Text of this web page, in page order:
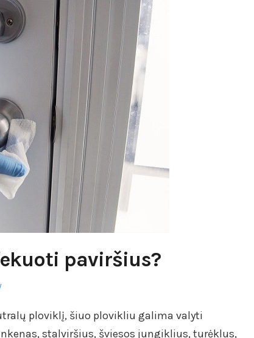
paviršius?
ploviklį, šiuo plovikliu galima valyti
stalviršius, šviesos jungiklius, turėklus,